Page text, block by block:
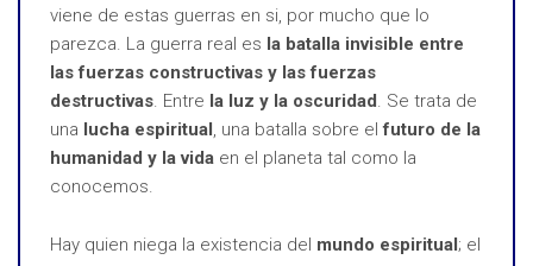
viene de estas guerras en si, por mucho que lo
parezca. La guerra real es la batalla invisible entre
las fuerzas constructivas y las fuerzas
destructivas. Entre la luz y la oscuridad. Se trata de
una lucha espiritual, una batalla sobre elfuturo de la
humanidad y la vida en el planeta tal como la
conocemos.
Hay quien niega la existencia del mundo espiritual; el